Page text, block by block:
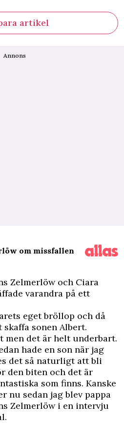
artikel
Annons
om missfallen
Zelmerlöw och Ciara
varandra på ett
eget bröllop och då
sonen Albert.
men det är helt underbart.
hade en son när jag
det så naturligt att bli
den biten och det är
som finns. Kanske
nu sedan jag blev pappa
Zelmerlöw i en intervju
.